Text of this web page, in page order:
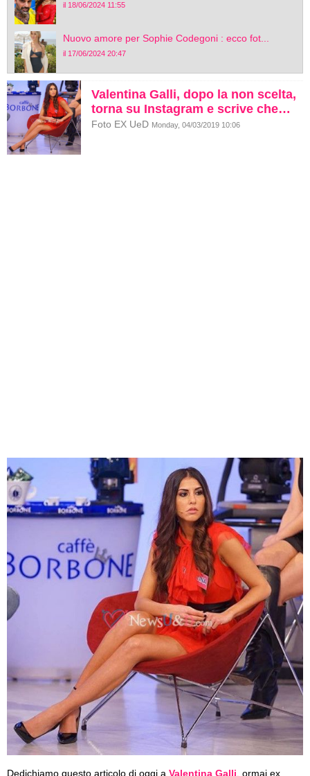
il 18/06/2024 11:55
Nuovo amore per Sophie Codegoni : ecco fot...
il 17/06/2024 20:47
Valentina Galli, dopo la non scelta,
torna su Instagram e scrive che…
Foto EX UeD Monday, 04/03/2019 10:06
Dedichiamo questo articolo di oggi a Valentina Galli, ormai ex